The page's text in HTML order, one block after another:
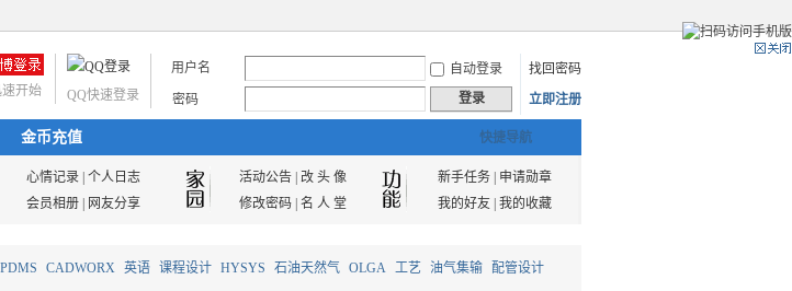
用户名 自动登录
找回密码
密码
登录 立即注册
QQ快速登录
开始
快捷导航
金币充值
心情记录 个人日志 活动公告| 改 头 像 新手任务|
申请勋章
会员相册 网友分享 修改密码| 名 人 堂 我的好友| 我的收藏
PDMS CADWORX 英语 课程设计 HYSYS 石油天然气 OLGA 工艺 油气集输 配管设计